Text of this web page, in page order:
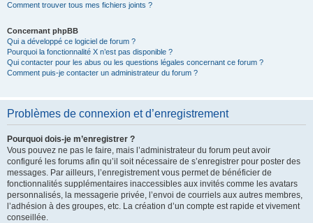
Comment trouver tous mes fichiers joints ?
Concernant phpBB
Qui a développé ce logiciel de forum ?
Pourquoi la fonctionnalité X n’est pas disponible ?
Qui contacter pour les abus ou les questions légales concernant ce forum ?
Comment puis-je contacter un administrateur du forum ?
Problèmes de connexion et d’enregistrement
Pourquoi dois-je m’enregistrer ?
Vous pouvez ne pas le faire, mais l’administrateur du forum peut avoir
configuré les forums afin qu’il soit nécessaire de s’enregistrer pour poster des
messages. Par ailleurs, l’enregistrement vous permet de bénéficier de
fonctionnalités supplémentaires inaccessibles aux invités comme les avatars
personnalisés, la messagerie privée, l’envoi de courriels aux autres membres,
l’adhésion à des groupes, etc. La création d’un compte est rapide et vivement
conseillée.